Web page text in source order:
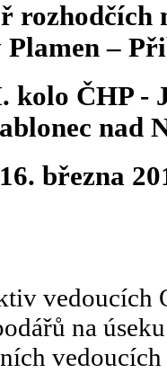
rozhodčích
–
kolo ČHP -
nad
března
vedoucích
na